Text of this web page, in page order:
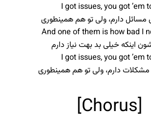
I got issues, you got ’em
دارم، ولی تو هم همینطوری
And one of them is how bad I
اینکه خیلی بد بهت نیاز دارم
I got issues, you got ’em
دارم، ولی تو هم همینطوری
[Chorus]